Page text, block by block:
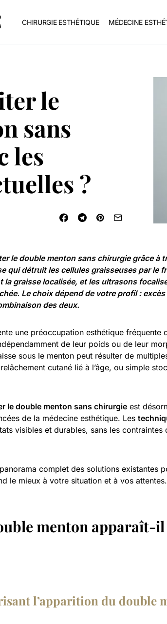
CHIRURGIE ESTHÉTIQUE MÉDECINE
le
sans
les
?
le double menton sans chirurgie grâce à
qui détruit les cellules graisseuses par le
graisse localisée, et les ultrasons
Le choix dépend de votre profil :
des deux.
une préoccupation esthétique fréquente
de leur poids ou de leur
sous le menton peut résulter de
cutané lié à l’âge, ou simple
le double menton sans chirurgie est
de la médecine esthétique. Les
visibles et durables, sans les contraintes
complet des solutions existantes
le mieux à votre situation et à vos attentes.
menton apparaît-
l’apparition du double